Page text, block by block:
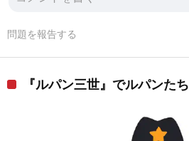
問題を報告する
『ルパン三世』でルパンた